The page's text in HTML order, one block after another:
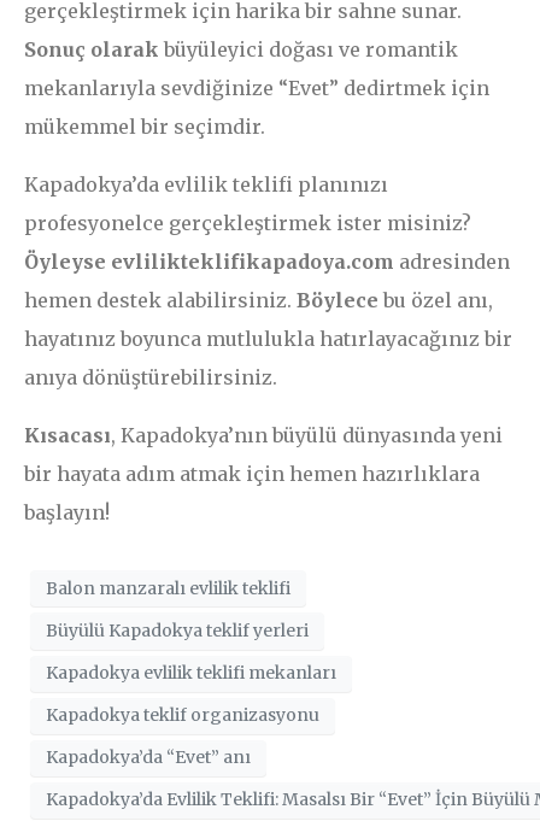
gerçekleştirmek için harika bir sahne sunar.
Sonuç olarak büyüleyici doğası ve romantik
mekanlarıyla sevdiğinize “Evet” dedirtmek için
mükemmel bir seçimdir.
Kapadokya’da evlilik teklifi planınızı
profesyonelce gerçekleştirmek ister misiniz?
Öyleyse evlilikteklifikapadoya.com adresinden
hemen destek alabilirsiniz. Böylece bu özel anı,
hayatınız boyunca mutlulukla hatırlayacağınız bir
anıya dönüştürebilirsiniz.
Kısacası, Kapadokya’nın büyülü dünyasında yeni
bir hayata adım atmak için hemen hazırlıklara
başlayın!
Balon manzaralı evlilik teklifi
Büyülü Kapadokya teklif yerleri
Kapadokya evlilik teklifi mekanları
Kapadokya teklif organizasyonu
Kapadokya’da “Evet” anı
Kapadokya’da Evlilik Teklifi: Masalsı Bir “Evet” İçin